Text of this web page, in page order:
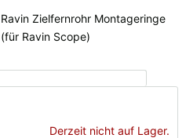
Ravin Zielfernrohr Montageringe
(für Ravin Scope)
Derzeit nicht auf Lager.